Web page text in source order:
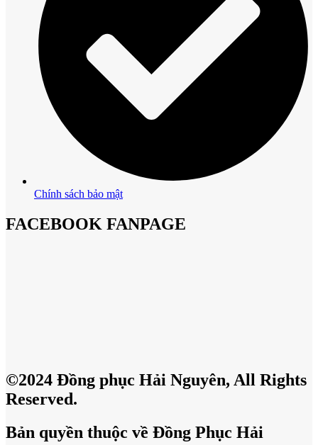
Chính sách bảo mật
FACEBOOK FANPAGE
©2024 Đồng phục Hải Nguyên, All Rights
Reserved.
Bản quyền thuộc về Đồng Phục Hải